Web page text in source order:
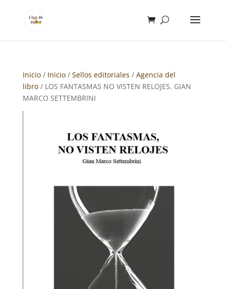
Inicio/ Inicio/ Sellos editoriales / Agencia del
libro/ LOS FANTASMAS NO VISTEN RELOJES. GIAN
MARCO SETTEMBRINI